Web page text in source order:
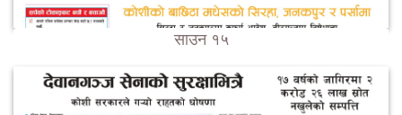
साउन १५